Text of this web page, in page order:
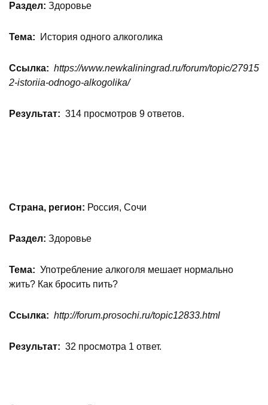
Раздел: Здоровье
Тема: История одного алкоголика
Ссылка: https://www.newkaliningrad.ru/forum/topic/27915
2-istoriia-odnogo-alkogolika/
Результат: 314 просмотров 9 ответов.
Страна, регион: Россия, Сочи
Раздел: Здоровье
Тема: Употребление алкоголя мешает нормально
жить? Как бросить пить?
Ссылка: http://forum.prosochi.ru/topic12833.html
Результат: 32 просмотра 1 ответ.